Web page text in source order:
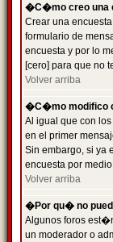
�C�mo creo una
Crear una
formulario de
encuesta y por lo
[cero] para que no
Volver arriba
�C�mo modifico
Al igual que con
en el primer
Sin embargo, si ya
encuesta por
Volver arriba
�Por qu� no
Algunos foros
un moderador o